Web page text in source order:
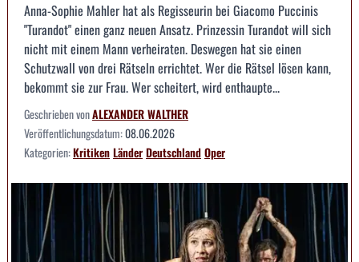
Anna-Sophie Mahler hat als Regisseurin bei Giacomo Puccinis
"Turandot" einen ganz neuen Ansatz. Prinzessin Turandot will sich
nicht mit einem Mann verheiraten. Deswegen hat sie einen
Schutzwall von drei Rätseln errichtet. Wer die Rätsel lösen kann,
bekommt sie zur Frau. Wer scheitert, wird enthaupte...
Geschrieben vonALEXANDER WALTHER
Veröffentlichungsdatum:08.06.2026
Kategorien:KritikenLänderDeutschlandOper